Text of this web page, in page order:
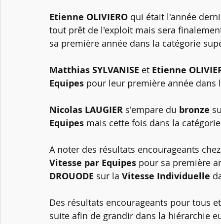
Etienne OLIVIERO qui était l'année
tout prêt de l'exploit mais sera
sa première année dans la catégorie
Matthias SYLVANISE et Etienne
Equipes pour leur première année dans
Nicolas LAUGIER s'empare du bronze
Equipes mais cette fois dans la
A noter des résultats encourageants
Vitesse par Equipes pour sa première
DROUODE sur la Vitesse Individuelle
Des résultats encourageants pour tous
suite afin de grandir dans la hiérarchie